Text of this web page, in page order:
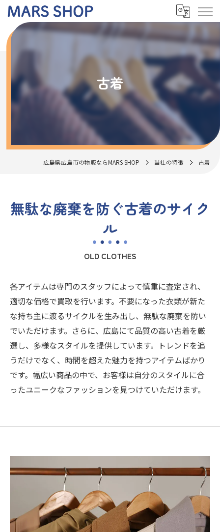
古着
広島県広島市の物販ならMARS SHOP 当社の特徴 古着
無駄な廃棄を防ぐ古着のサイク
ル
OLD CLOTHES
各アイテムは専門のスタッフによって慎重に査定され、
適切な価格で買取を行います。不要になった衣類が新た
な持ち主に渡るサイクルを生み出し、無駄な廃棄を防い
でいただけます。さらに、広島にて品質の高い古着を厳
選し、多様なスタイルを提供しています。トレンドを追
うだけでなく、時間を超えた魅力を持つアイテムばかり
です。幅広い商品の中で、お客様は自分のスタイルに合
ったユニークなファッションを見つけていただけます。